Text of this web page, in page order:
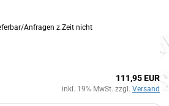
z.Zeit nicht
111,95 EUR
inkl. 19% MwSt. zzgl. Versand